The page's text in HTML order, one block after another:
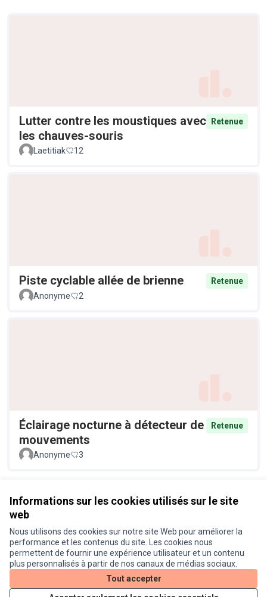
Informations sur les cookies utilisés sur le site
web
Nous utilisons des cookies sur notre site Web pour améliorer la
performance et les contenus du site. Les cookies nous
permettent de fournir une expérience utilisateur et un contenu
plus personnalisés à partir de nos canaux de médias sociaux.
Tout accepter
Lutter contre les moustiques avec
les chauves-souris
Retenue
Laetitiak 12
Piste cyclable allée de brienne
Retenue
Anonyme
2
Éclairage nocturne à détecteur de
mouvements
Retenue
Anonyme 3
Conditions d'utilisation
Paramètres des cookies
Je participe ! sur X
(Lien externe)
Je participe ! sur Facebook
Je participe ! sur Instagram